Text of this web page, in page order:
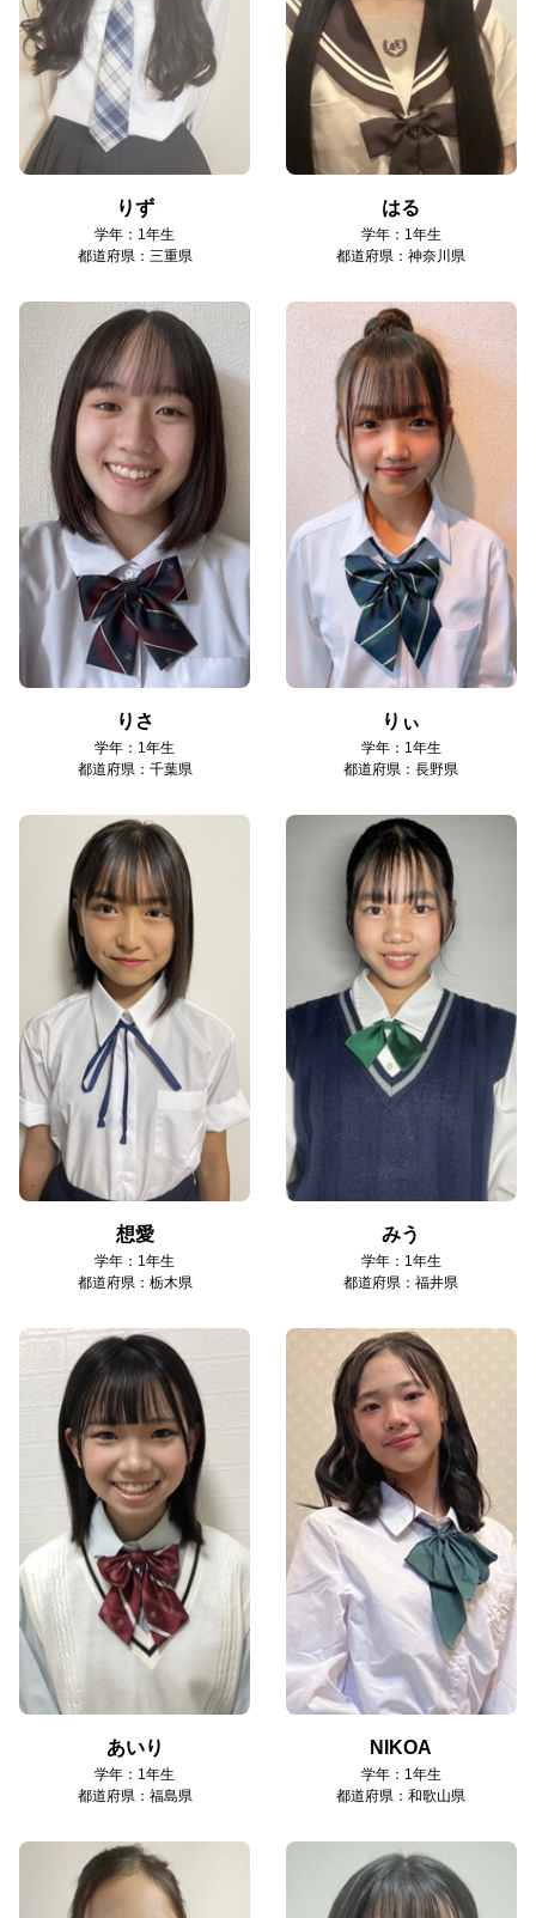
りず
学年：1年生
都道府県：三重県
はる
学年：1年生
都道府県：神奈川県
りさ
学年：1年生
都道府県：千葉県
りぃ
学年：1年生
都道府県：長野県
想愛
学年：1年生
都道府県：栃木県
みう
学年：1年生
都道府県：福井県
あいり
学年：1年生
都道府県：福島県
NIKOA
学年：1年生
都道府県：和歌山県